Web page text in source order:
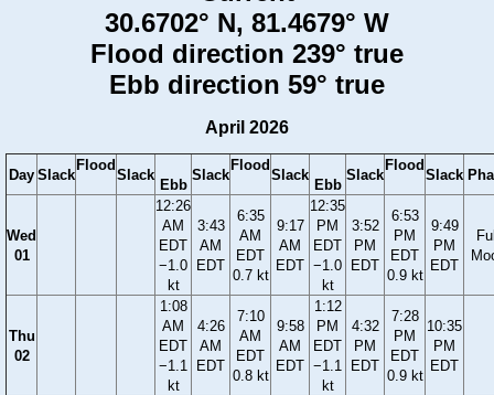
30.6702° N, 81.4679° W
Flood direction 239° true
Ebb direction 59° true
April 2026
Day Slack
Flood
Slack
Ebb
Slack
Flood
Slack
Ebb
Slack
Flood
Slack
Wed
01
12:26
AM
EDT
−1.0
kt
3:43
AM
EDT
6:35
AM
EDT
0.7 kt
9:17
AM
EDT
12:35
PM
EDT
−1.0
kt
3:52
PM
EDT
6:53
PM
EDT
0.9 kt
9:49
PM
EDT
Thu
02
1:08
AM
EDT
−1.1
kt
4:26
AM
EDT
7:10
AM
EDT
0.8 kt
9:58
AM
EDT
1:12
PM
EDT
−1.1
kt
4:32
PM
EDT
7:28
PM
EDT
0.9 kt
10:35
PM
EDT